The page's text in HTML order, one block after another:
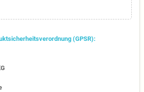
(GPSR):